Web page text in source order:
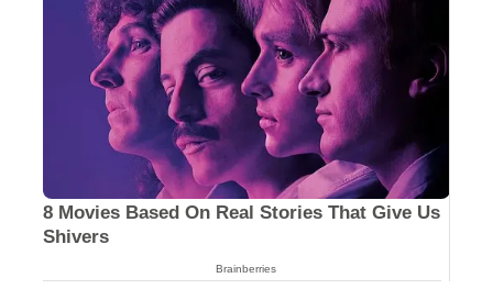
8 Movies Based On Real Stories That Give Us
Shivers
Brainberries